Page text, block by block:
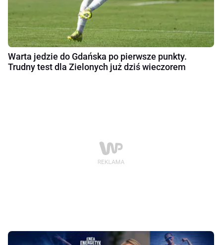
Warta jedzie do Gdańska po pierwsze punkty.
Trudny test dla Zielonych już dziś wieczorem